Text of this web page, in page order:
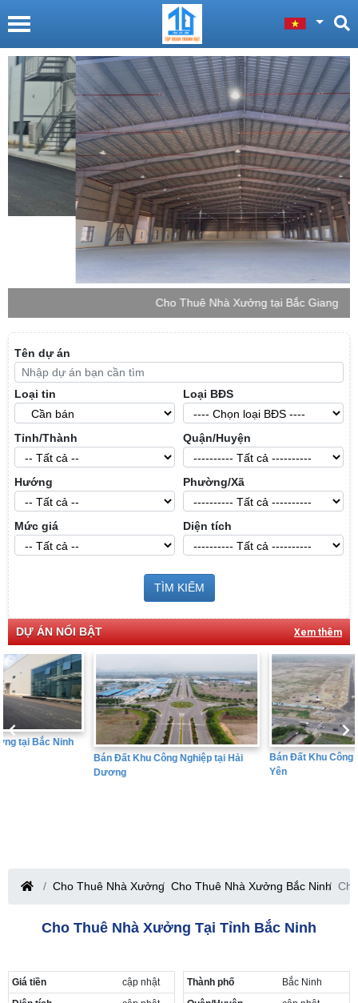
Cho Thuê Nhà Xưởng tại Bắc Giang
Tên dự án
Loại tin Loại BĐS
Tỉnh/Thành Quận/Huyện
Hướng Phường/Xã
Mức giá Diện tích
TÌM KIẾM
DỰ ÁN NỔI BẬT Xem thêm
Bán Đất Khu Công Nghiệp tại Hải
Bán Đất Khu Công Nghiệp tại Hưng
Cho Thuê Nhà Xưởng Cho Thuê Nhà Xưởng Bắc Ninh
Cho Thuê Nhà Xưởng Tại Tỉnh Bắc Ninh
Giá tiền
cập nhật
Thành phố
Bắc Ninh